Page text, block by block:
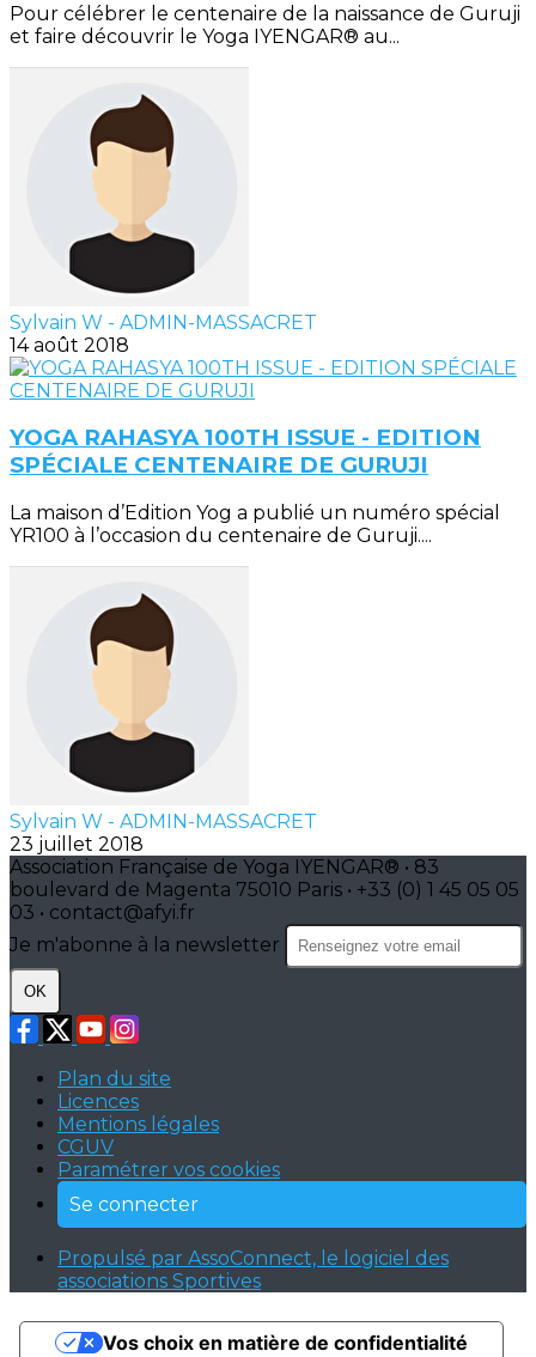
Pour célébrer le centenaire de la naissance de Guruji
et faire découvrir le Yoga IYENGAR® au...
Sylvain W - ADMIN-MASSACRET
14 août 2018
YOGA RAHASYA 100TH ISSUE - EDITION
SPÉCIALE CENTENAIRE DE GURUJI
La maison d’Edition Yog a publié un numéro spécial
YR100 à l’occasion du centenaire de Guruji....
Sylvain W - ADMIN-MASSACRET
23 juillet 2018
Association Française de Yoga IYENGAR® • 83
boulevard de Magenta 75010 Paris • +33 (0) 1 45 05 05
03 • contact@afyi.fr
Je m'abonne à la newsletter
OK
Plan du site
Licences
Mentions légales
CGUV
Paramétrer vos cookies
Se connecter
Propulsé par AssoConnect, le logiciel des
associations Sportives
Vos choix en matière de confidentialité